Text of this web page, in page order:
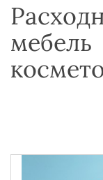
мебель